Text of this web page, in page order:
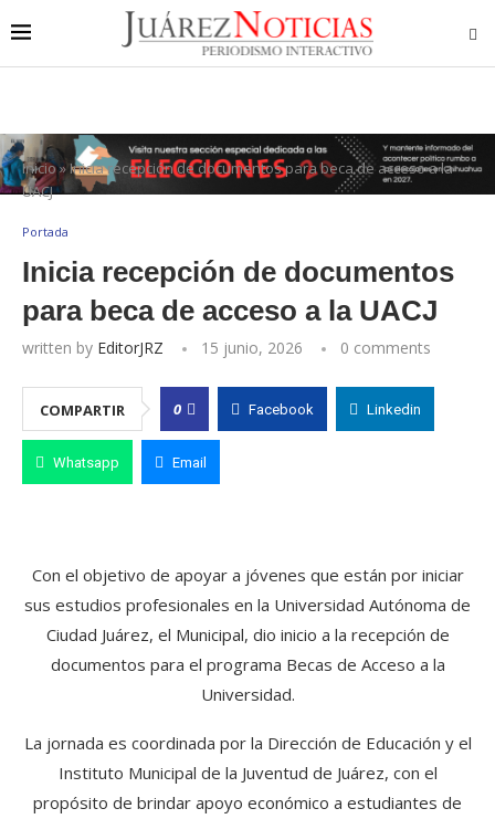
Inicio»Inicia recepción de documentos para beca de acceso a la
UACJ
Portada
Inicia recepción de documentos
para beca de acceso a la UACJ
written by EditorJRZ 15 junio, 2026 0 comments
COMPARTIR 0 Facebook Linkedin
Whatsapp Email
Con el objetivo de apoyar a jóvenes que están por iniciar
sus estudios profesionales en la Universidad Autónoma de
Ciudad Juárez, el Municipal, dio inicio a la recepción de
documentos para el programa Becas de Acceso a la
Universidad.
La jornada es coordinada por la Dirección de Educación y el
Instituto Municipal de la Juventud de Juárez, con el
propósito de brindar apoyo económico a estudiantes de